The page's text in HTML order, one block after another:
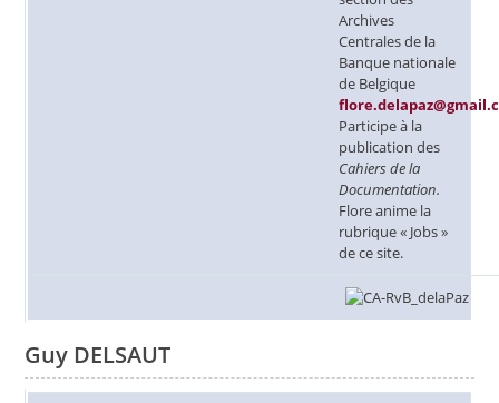
Archives
Centrales de la
Banque nationale
de Belgique
Participe à la
publication des
Cahiers de la
Documentation.
Flore anime la
rubrique « Jobs »
de ce site.
Guy DELSAUT